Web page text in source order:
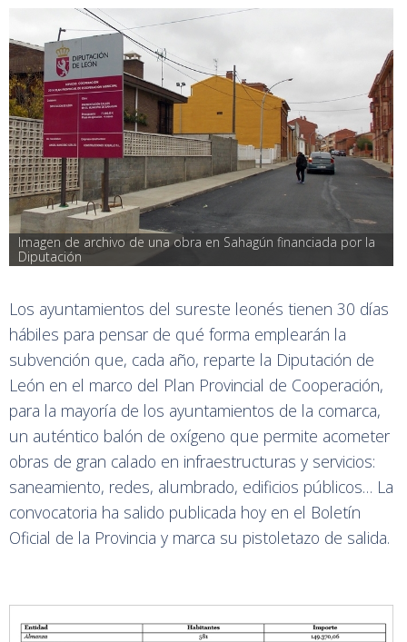
Imagen de archivo de una obra en Sahagún financiada por la
Diputación
Los ayuntamientos del sureste leonés tienen 30 días
hábiles para pensar de qué forma emplearán la
subvención que, cada año, reparte la Diputación de
León en el marco del Plan Provincial de Cooperación,
para la mayoría de los ayuntamientos de la comarca,
un auténtico balón de oxígeno que permite acometer
obras de gran calado en infraestructuras y servicios:
saneamiento, redes, alumbrado, edificios públicos… La
convocatoria ha salido publicada hoy en el Boletín
Oficial de la Provincia y marca su pistoletazo de salida.